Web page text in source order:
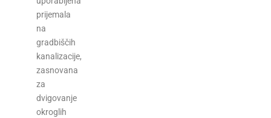
prijemala
na
gradbiščih
kanalizacije,
zasnovana
za
dvigovanje
okroglih